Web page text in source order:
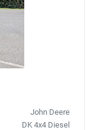
John Deere
DK 4x4 Diesel